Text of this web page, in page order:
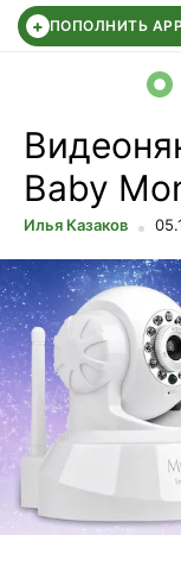
+ ПОПОЛНИТЬ
СБЕР КИДС
Baby
Илья Казаков